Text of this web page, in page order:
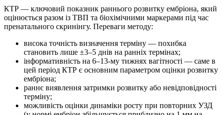
КТР — ключовий показник раннього розвитку ембріона, який
оцінюється разом із ТВП та біохімічними маркерами під час
пренатального скринінгу. Переваги методу:
висока точність визначення терміну — похибка
становить лише ±3–5 днів на ранніх термінах;
інформативність на 6–13-му тижнях вагітності — саме в
цей період КТР є основним параметром оцінки розвитку
ембріона;
раннє виявлення затримки розвитку або невідповідності
терміну;
можливість оцінки динаміки росту при повторних УЗД